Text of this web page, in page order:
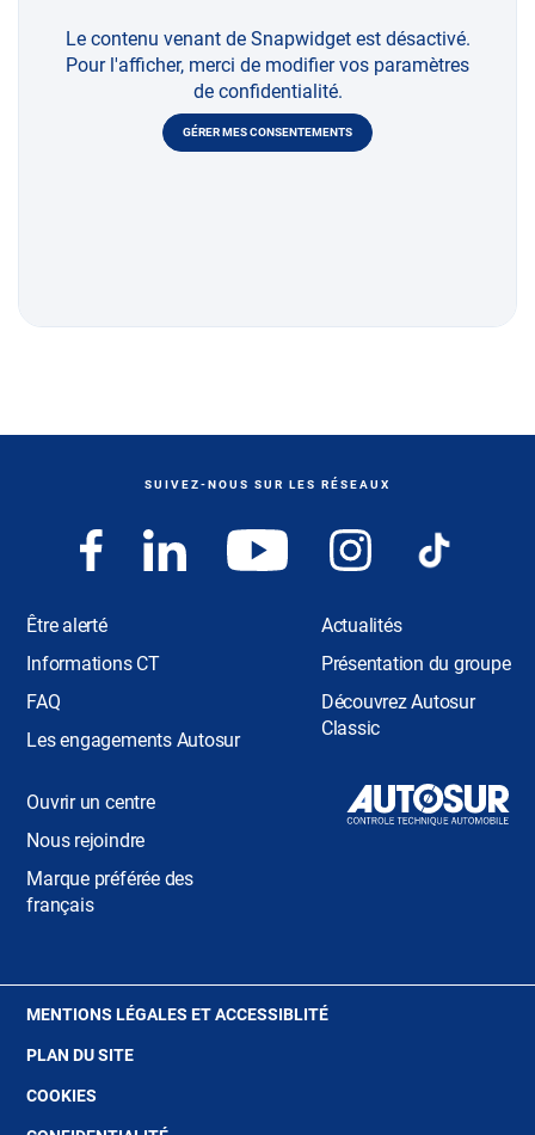
Le contenu venant de Snapwidget est désactivé.
Pour l'afficher, merci de modifier vos paramètres
de confidentialité.
GÉRER MES CONSENTEMENTS
SUIVEZ-NOUS SUR LES RÉSEAUX
Être alerté
Informations CT
FAQ
Les engagements Autosur
Actualités
Présentation du groupe
Découvrez Autosur
Classic
Ouvrir un centre
Nous rejoindre
Marque préférée des
français
MENTIONS LÉGALES ET ACCESSIBLITÉ(OUVRE
PLAN DU SITE
COOKIES